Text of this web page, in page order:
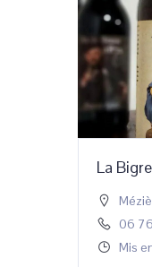
La
06
Mis